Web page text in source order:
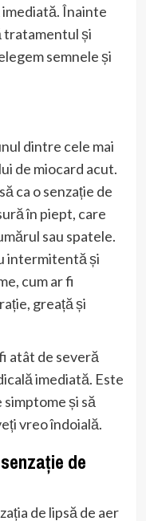
Înainte
tratamentul și
semnele și
dintre cele mai
de miocard acut.
ca o senzație de
în piept, care
sau spatele.
intermitentă și
cum ar fi
greață și
atât de severă
imediată. Este
și să
vreo îndoială.
de
de lipsă de aer